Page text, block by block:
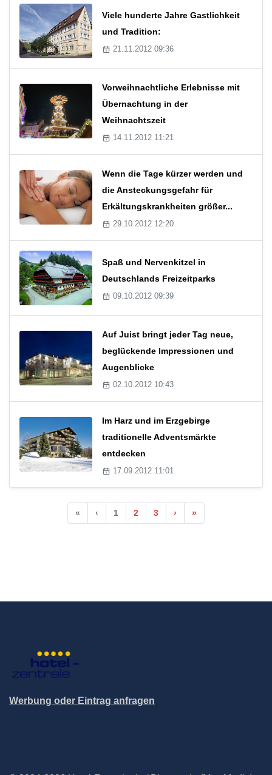
Viele hunderte Jahre Gastlichkeit
und Tradition:
21.11.2012 09:36
Vorweihnachtliche Erlebnisse mit
Übernachtung in der
Weihnachtszeit
14.11.2012 11:21
Wenn die Tage kürzer werden und
die Ansteckungsgefahr für
Erkältungskrankheiten größer...
29.10.2012 12:20
Spaß und Nervenkitzel in
Deutschlands Freizeitparks
09.10.2012 09:39
Auf Juist bringt jeder Tag neue,
beglückende Impressionen und
Augenblicke
02.10.2012 10:43
Im Harz und im Erzgebirge
traditionelle Adventsmärkte
entdecken
17.09.2012 11:01
« ‹ 1 2 3 › »
Werbung oder Eintrag anfragen